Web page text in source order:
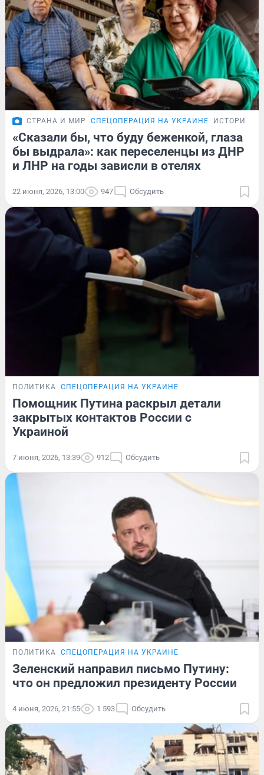
СТРАНА И МИР СПЕЦОПЕРАЦИЯ НА УКРАИНЕ ИСТОРИИ
«Сказали бы, что буду беженкой, глаза
бы выдрала»: как переселенцы из ДНР
и ЛНР на годы зависли в отелях
22 июня, 2026, 13:00 947 Обсудить
ПОЛИТИКА СПЕЦОПЕРАЦИЯ НА УКРАИНЕ
Помощник Путина раскрыл детали
закрытых контактов России с
Украиной
7 июня, 2026, 13:39 912 Обсудить
ПОЛИТИКА СПЕЦОПЕРАЦИЯ НА УКРАИНЕ
Зеленский направил письмо Путину:
что он предложил президенту России
4 июня, 2026, 21:55 1 593 Обсудить